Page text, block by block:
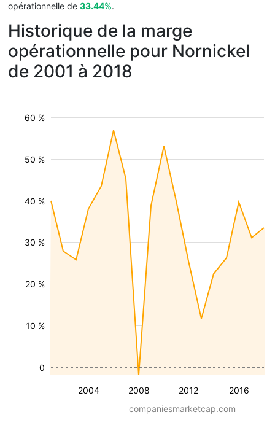
opérationnelle de 33.44%.
Historique de la marge
opérationnelle pour Nornickel
de 2001 à 2018
2004 2008 2012 2016
10 %
20 %
30 %
40 %
50 %
60 %
0
companiesmarketcap.com